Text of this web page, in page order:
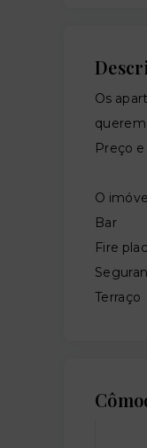
Os
Preço
O
Bar
Fire
Terraço